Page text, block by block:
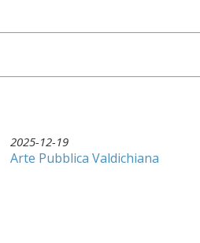
2025-12-19
Arte Pubblica Valdichiana